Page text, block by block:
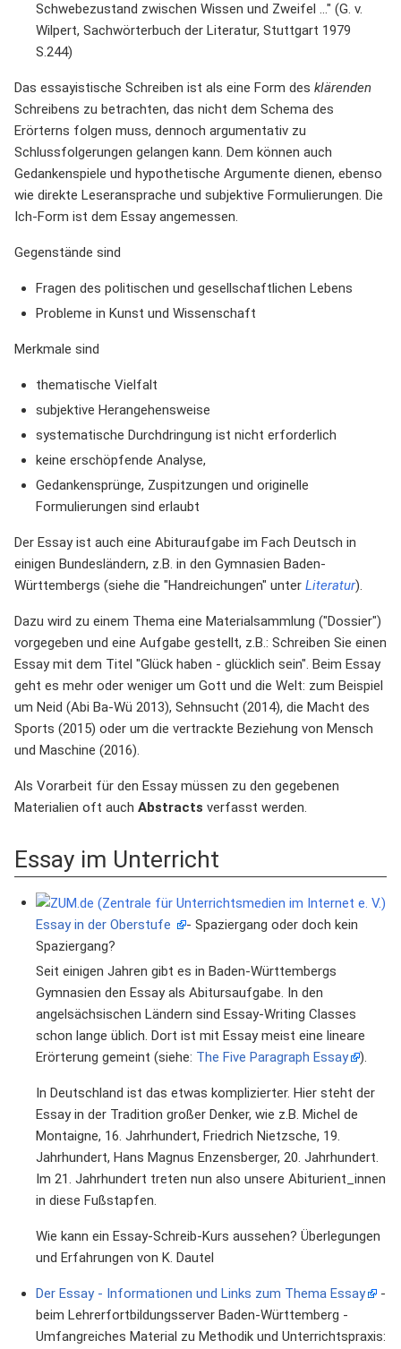
Schwebezustand zwischen Wissen und Zweifel ..." (G. v.
Wilpert, Sachwörterbuch der Literatur, Stuttgart 1979
S.244)
Das essayistische Schreiben ist als eine Form des klärenden
Schreibens zu betrachten, das nicht dem Schema des
Erörterns folgen muss, dennoch argumentativ zu
Schlussfolgerungen gelangen kann. Dem können auch
Gedankenspiele und hypothetische Argumente dienen, ebenso
wie direkte Leseransprache und subjektive Formulierungen. Die
Ich-Form ist dem Essay angemessen.
Gegenstände sind
Fragen des politischen und gesellschaftlichen Lebens
Probleme in Kunst und Wissenschaft
Merkmale sind
thematische Vielfalt
subjektive Herangehensweise
systematische Durchdringung ist nicht erforderlich
keine erschöpfende Analyse,
Gedankensprünge, Zuspitzungen und originelle
Formulierungen sind erlaubt
Der Essay ist auch eine Abituraufgabe im Fach Deutsch in
einigen Bundesländern, z.B. in den Gymnasien Baden-
Württembergs (siehe die "Handreichungen" unter Literatur).
Dazu wird zu einem Thema eine Materialsammlung ("Dossier")
vorgegeben und eine Aufgabe gestellt, z.B.: Schreiben Sie einen
Essay mit dem Titel "Glück haben - glücklich sein". Beim Essay
geht es mehr oder weniger um Gott und die Welt: zum Beispiel
um Neid (Abi Ba-Wü 2013), Sehnsucht (2014), die Macht des
Sports (2015) oder um die vertrackte Beziehung von Mensch
und Maschine (2016).
Als Vorarbeit für den Essay müssen zu den gegebenen
Materialien oft auch Abstracts verfasst werden.
Essay im Unterricht
Essay in der Oberstufe
- Spaziergang oder doch kein
Spaziergang?
Seit einigen Jahren gibt es in Baden-Württembergs
Gymnasien den Essay als Abitursaufgabe. In den
angelsächsischen Ländern sind Essay-Writing Classes
schon lange üblich. Dort ist mit Essay meist eine lineare
Erörterung gemeint (siehe: The Five Paragraph Essay ).
In Deutschland ist das etwas komplizierter. Hier steht der
Essay in der Tradition großer Denker, wie z.B. Michel de
Montaigne, 16. Jahrhundert, Friedrich Nietzsche, 19.
Jahrhundert, Hans Magnus Enzensberger, 20. Jahrhundert.
Im 21. Jahrhundert treten nun also unsere Abiturient_innen
in diese Fußstapfen.
Wie kann ein Essay-Schreib-Kurs aussehen? Überlegungen
und Erfahrungen von K. Dautel
Der Essay - Informationen und Links zum Thema Essay
-
beim Lehrerfortbildungsserver Baden-Württemberg -
Umfangreiches Material zu Methodik und Unterrichtspraxis: